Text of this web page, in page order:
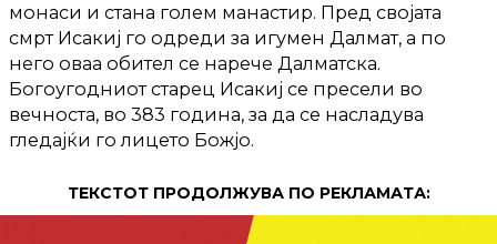
монаси и стана голем манастир. Пред својата
смрт Исакиј го одреди за игумен Далмат, а по
него оваа обител се нарече Далматска.
Богоугодниот старец Исакиј се пресели во
вечноста, во 383 година, за да се насладува
гледајќи го лицето Божјо.
ТЕКСТОТ ПРОДОЛЖУВА ПО РЕКЛАМАТА: